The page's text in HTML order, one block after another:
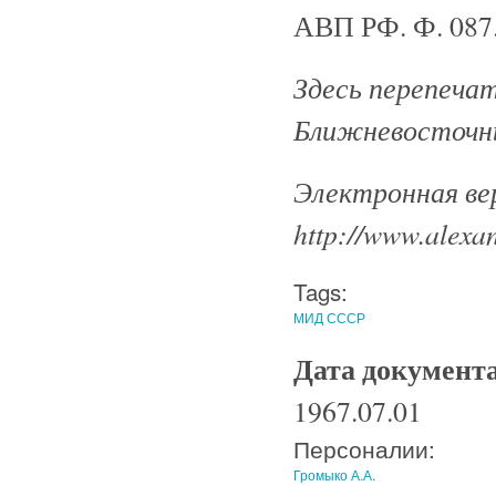
АВП РФ. Ф. 087.
Здесь
Электронная
http://
Tags:
МИД СССР
Дата
1967.07.01
Персоналии:
Громыко А.А.